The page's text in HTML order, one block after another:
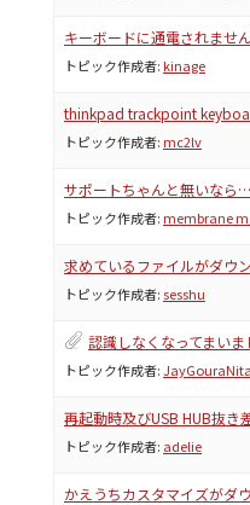
キーボードに通電されません
トピック作成者: kinage
thinkpad trackpoint
トピック作成者: mc2lv
サポートちゃんと無いなら…
トピック作成者: membrane
求めているファイルがダウ
トピック作成者: sesshu
認識しなくなってまいま
トピック作成者:
再起動時及びUSB HUB抜き
トピック作成者: adelie
かえうちカスタマイズがダ